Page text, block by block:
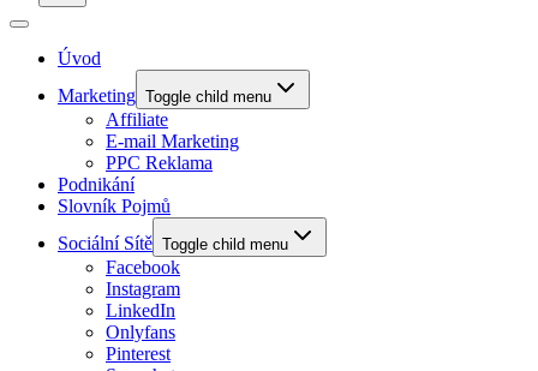
Úvod
Marketing Toggle child menu
Affiliate
E-mail Marketing
PPC Reklama
Podnikání
Slovník Pojmů
Sociální Sítě Toggle child menu
Facebook
Instagram
LinkedIn
Onlyfans
Pinterest